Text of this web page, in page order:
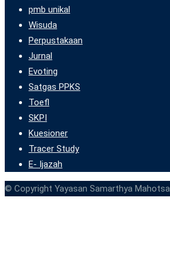
pmb unikal
Wisuda
Perpustakaan
Jurnal
Evoting
Satgas PPKS
Toefl
SKPI
Kuesioner
Tracer Study
E- Ijazah
© Copyright Yayasan Samarthya